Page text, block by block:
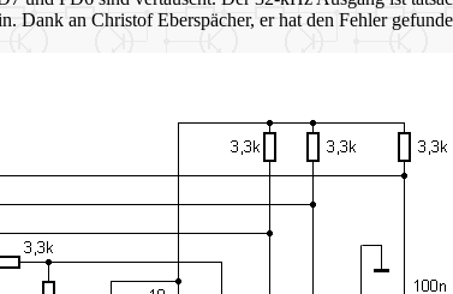
Dank an Christof Eberspächer, er hat den Fehler